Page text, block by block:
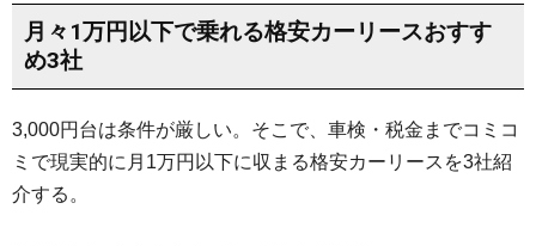
月々1万円以下で乗れる格安カーリースおすす
め3社
3,000円台は条件が厳しい。そこで、車検・税金までコミコ
ミで現実的に月1万円以下に収まる格安カーリースを3社紹
介する。